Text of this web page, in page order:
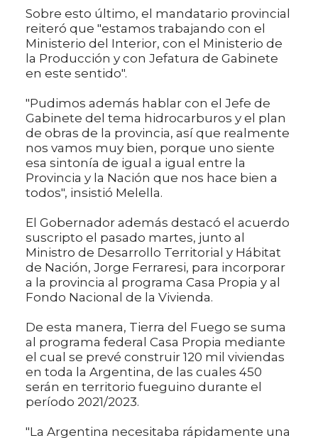
Sobre esto último, el mandatario provincial
reiteró que "estamos trabajando con el
Ministerio del Interior, con el Ministerio de
la Producción y con Jefatura de Gabinete
en este sentido".
"Pudimos además hablar con el Jefe de
Gabinete del tema hidrocarburos y el plan
de obras de la provincia, así que realmente
nos vamos muy bien, porque uno siente
esa sintonía de igual a igual entre la
Provincia y la Nación que nos hace bien a
todos", insistió Melella.
El Gobernador además destacó el acuerdo
suscripto el pasado martes, junto al
Ministro de Desarrollo Territorial y Hábitat
de Nación, Jorge Ferraresi, para incorporar
a la provincia al programa Casa Propia y al
Fondo Nacional de la Vivienda.
De esta manera, Tierra del Fuego se suma
al programa federal Casa Propia mediante
el cual se prevé construir 120 mil viviendas
en toda la Argentina, de las cuales 450
serán en territorio fueguino durante el
período 2021/2023.
"La Argentina necesitaba rápidamente una